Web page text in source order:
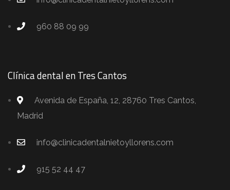
960 88 09 99
Clínica dental en Tres Cantos
Avenida de España, 12, 28760 Tres Cantos,
Madrid
info@clinicadentalnietoyllorens.com
915 52 44 47